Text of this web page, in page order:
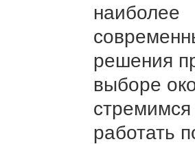
наиболее
решения
выборе
стремимся
работать